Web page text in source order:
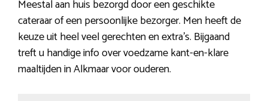
Meestal aan huis bezorgd door een geschikte
cateraar of een persoonlijke bezorger. Men heeft de
keuze uit heel veel gerechten en extra’s. Bijgaand
treft u handige info over voedzame kant-en-klare
maaltijden in Alkmaar voor ouderen.